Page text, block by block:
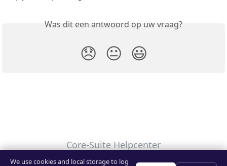
Was dit een antwoord op uw vraag?
😞 😐 😃
Core-Suite Helpcenter
We use cookies and local storage to log